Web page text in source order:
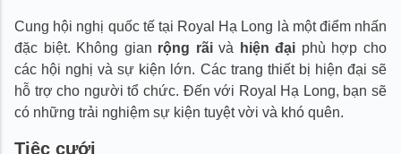
Cung hội nghị quốc tế tại Royal Hạ Long là một điểm nhấn
đặc biệt. Không gian rộng rãivà hiện đại phù hợp cho
các hội nghị và sự kiện lớn. Các trang thiết bị hiện đại sẽ
hỗ trợ cho người tổ chức. Đến với Royal Hạ Long, bạn sẽ
có những trải nghiệm sự kiện tuyệt vời và khó quên.
Tiệc cưới